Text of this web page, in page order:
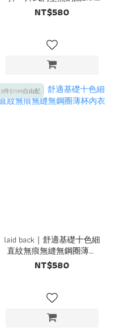
TOP
NT$580
3件$1199自由配
laid back｜舒適基礎十色細
直紋無痕無縫無鋼圈薄杯
內衣
NT$580